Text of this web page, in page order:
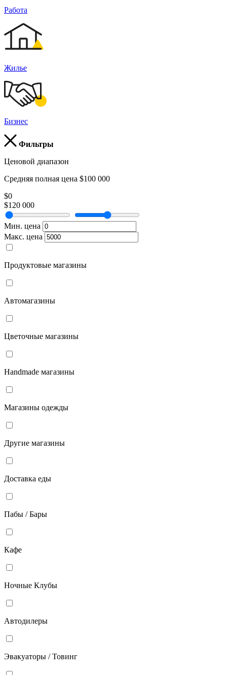
Работа
Жилье
Бизнес
Фильтры
Ценовой диапазон
Средняя полная цена $100 000
$0
$120 000
Мин. цена
Макс. цена
Продуктовые магазины
Автомагазины
Цветочные магазины
Handmade магазины
Магазины одежды
Другие магазины
Доставка еды
Пабы / Бары
Кафе
Ночные Клубы
Автодилеры
Эвакуаторы / Товинг